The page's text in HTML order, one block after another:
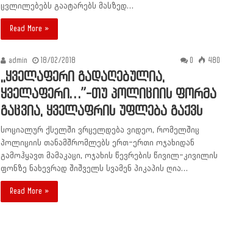
ცვლილებებს გაატარებს მასზედ…
Read More »
admin 18/02/2018 0 480
,,ყველაფერი გადაღებულია,
ყველაფერი…”-თუ პოლიციის ფორმა
გაცვია, ყველაფრის უფლება გაქვს
სოციალურ ქსელში ვრცელდება ვიდეო, რომელშიც
პოლიციის თანამშრომლებს ერთ-ერთი ოჯახიდან
გამოჰყავთ მამაკაცი, ოჯახის წევრების წივილ-კივილის
ფონზე ნახევრად შიშველს სვამენ პიკაპის ღია…
Read More »